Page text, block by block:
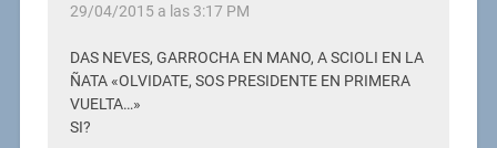
29/04/2015 a las 3:17 PM
DAS NEVES, GARROCHA EN MANO, A SCIOLI EN LA
ÑATA «OLVIDATE, SOS PRESIDENTE EN PRIMERA
VUELTA…»
SI?